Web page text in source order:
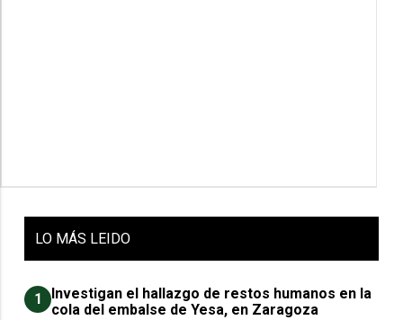
LO MÁS LEIDO
1
Investigan el hallazgo de restos humanos en la
cola del embalse de Yesa, en Zaragoza